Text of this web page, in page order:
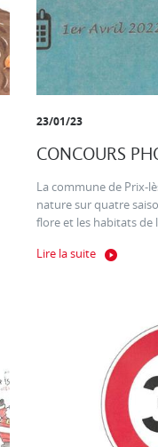
23/01/23
CONCOURS
La commune de Prix-
nature sur quatre
flore et les habitats de
Lire la suite